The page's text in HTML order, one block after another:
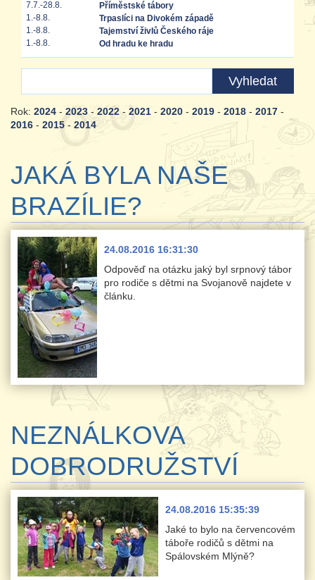
7.7.-28.8.
Příměstské tábory
1.-8.8.
Trpaslíci na Divokém západě
1.-8.8.
Tajemství živlů Českého ráje
1.-8.8.
Od hradu ke hradu
Rok: 2024 - 2023 - 2022 - 2021 - 2020 - 2019 - 2018 - 2017 -
2016 - 2015 - 2014
JAKÁ BYLA NAŠE
BRAZÍLIE?
24.08.2016 16:31:30
Odpověď na otázku jaký byl srpnový tábor
pro rodiče s dětmi na Svojanově najdete v
článku.
NEZNÁLKOVA
DOBRODRUŽSTVÍ
24.08.2016 15:35:39
Jaké to bylo na červencovém
táboře rodičů s dětmi na
Spálovském Mlýně?